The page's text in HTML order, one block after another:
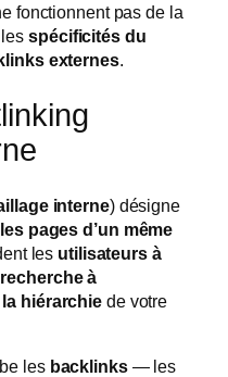
fonctionnent pas de la
lesspécificités du
externes.
interne) désigne
pages d’un même
les utilisateurs à
à
hiérarchie de votre
les backlinks— les